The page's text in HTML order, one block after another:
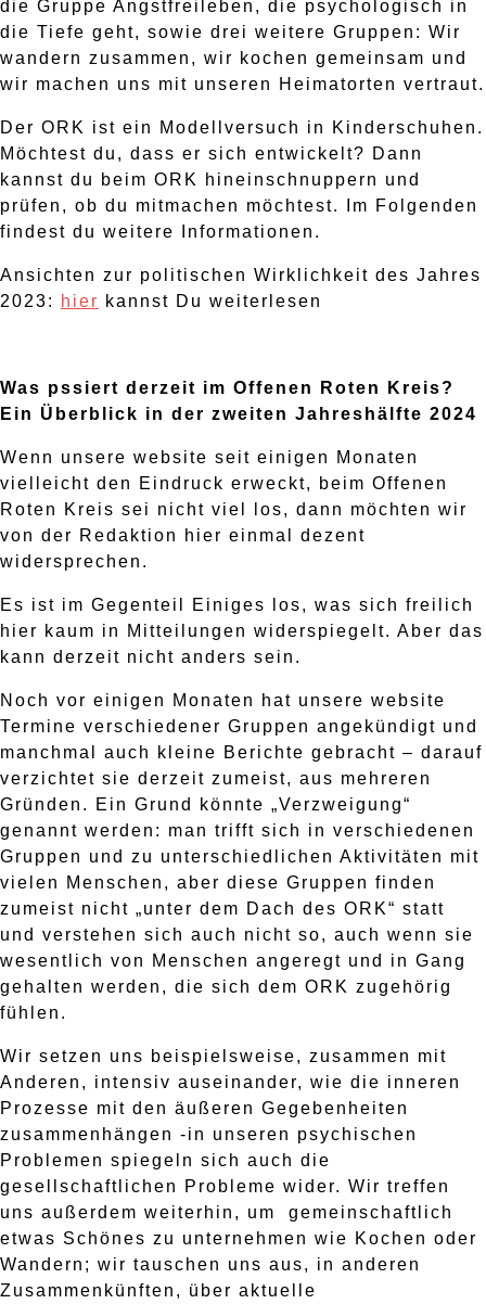
die Gruppe Angstfreileben, die psychologisch in
die Tiefe geht, sowie drei weitere Gruppen: Wir
wandern zusammen, wir kochen gemeinsam und
wir machen uns mit unseren Heimatorten vertraut.
Der ORK ist ein Modellversuch in Kinderschuhen.
Möchtest du, dass er sich entwickelt? Dann
kannst du beim ORK hineinschnuppern und
prüfen, ob du mitmachen möchtest. Im Folgenden
findest du weitere Informationen.
Ansichten zur politischen Wirklichkeit des Jahres
2023:
hier kannst Du weiterlesen
Was pssiert derzeit im Offenen Roten Kreis?
Ein Überblick in der zweiten Jahreshälfte 2024
Wenn unsere website seit einigen Monaten
vielleicht den Eindruck erweckt, beim Offenen
Roten Kreis sei nicht viel los, dann möchten wir
von der Redaktion hier einmal dezent
widersprechen.
Es ist im Gegenteil Einiges los, was sich freilich
hier kaum in Mitteilungen widerspiegelt. Aber das
kann derzeit nicht anders sein.
Noch vor einigen Monaten hat unsere website
Termine verschiedener Gruppen angekündigt und
manchmal auch kleine Berichte gebracht – darauf
verzichtet sie derzeit zumeist, aus mehreren
Gründen. Ein Grund könnte „Verzweigung“
genannt werden: man trifft sich in verschiedenen
Gruppen und zu unterschiedlichen Aktivitäten mit
vielen Menschen, aber diese Gruppen finden
zumeist nicht „unter dem Dach des ORK“ statt
und verstehen sich auch nicht so, auch wenn sie
wesentlich von Menschen angeregt und in Gang
gehalten werden, die sich dem ORK zugehörig
fühlen.
Wir setzen uns beispielsweise, zusammen mit
Anderen, intensiv auseinander, wie die inneren
Prozesse mit den äußeren Gegebenheiten
zusammenhängen -in unseren psychischen
Problemen spiegeln sich auch die
gesellschaftlichen Probleme wider. Wir treffen
uns außerdem weiterhin, um gemeinschaftlich
etwas Schönes zu unternehmen wie Kochen oder
Wandern; wir tauschen uns aus, in anderen
Zusammenkünften, über aktuelle